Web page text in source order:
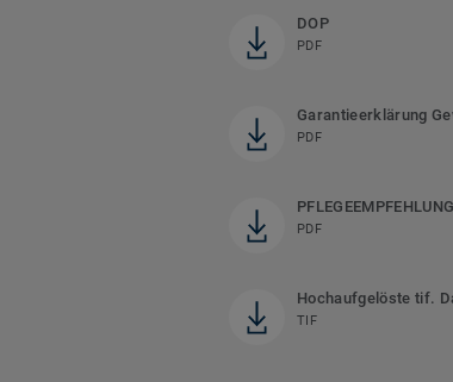
DOP
PDF
Garantieerklärung
PDF
PFLEGEEMPFEHLUNG
PDF
Hochaufgelöste tif.
TIF